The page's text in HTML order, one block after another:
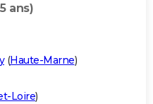
ans)
(Haute-Marne)
Loire)